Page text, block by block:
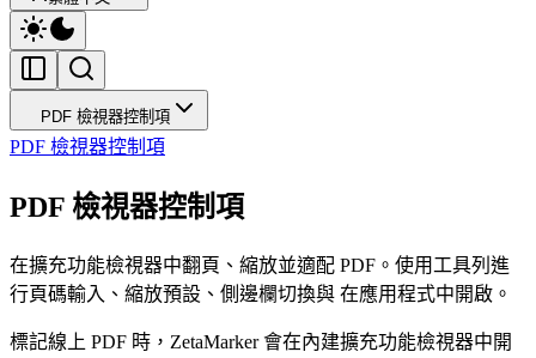
PDF 檢視器控制項
PDF 檢視器控制項
PDF 檢視器控制項
在擴充功能檢視器中翻頁、縮放並適配 PDF。使用工具列進
行頁碼輸入、縮放預設、側邊欄切換與 在應用程式中開啟。
標記線上 PDF 時，ZetaMarker 會在內建擴充功能檢視器中開